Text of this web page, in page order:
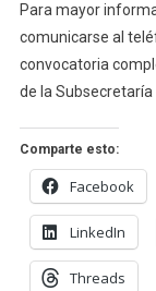
Para mayor
comunicarse al
convocatoria
de la
Comparte esto:
Facebook
LinkedIn
Threads